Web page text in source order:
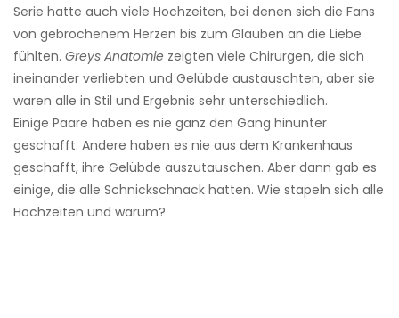
Serie hatte auch viele Hochzeiten, bei denen sich die Fans
von gebrochenem Herzen bis zum Glauben an die Liebe
fühlten. Greys Anatomie zeigten viele Chirurgen, die sich
ineinander verliebten und Gelübde austauschten, aber sie
waren alle in Stil und Ergebnis sehr unterschiedlich.
Einige Paare haben es nie ganz den Gang hinunter
geschafft. Andere haben es nie aus dem Krankenhaus
geschafft, ihre Gelübde auszutauschen. Aber dann gab es
einige, die alle Schnickschnack hatten. Wie stapeln sich alle
Hochzeiten und warum?